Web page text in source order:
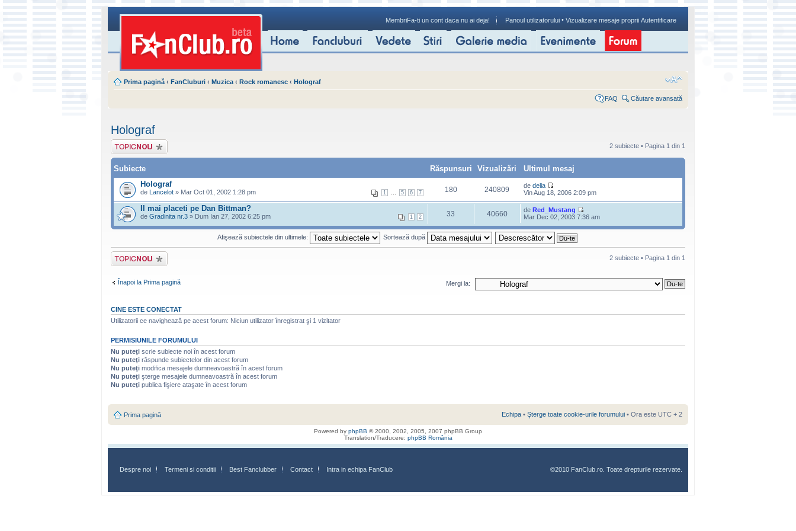
MembriFa-ti un cont daca nu ai deja! Panoul utilizatorului • Vizualizare mesaje proprii Autentificare
Prima pagină ‹ FanCluburi ‹ Muzica ‹ Rock romanesc ‹ Holograf
FAQ Căutare avansată
Holograf
Scrie un subiect
nou
2 subiecte • Pagina 1 din 1
Subiecte Răspunsuri Vizualizări
Ultimul mesaj
Holograf
1 5 6 7
de Lancelot » Mar Oct 01, 2002 1:28 pm 180 240809 de delia
Vin Aug 18, 2006 2:09 pm
Il mai placeti pe Dan Bittman?
1 2
de Gradinita nr.3 » Dum Ian 27, 2002 6:25 pm 33 40660 de Red_Mustang
Mar Dec 02, 2003 7:36 am
Afişează subiectele din ultimele: Sortează după
Scrie un subiect
nou
2 subiecte • Pagina 1 din 1
Înapoi la Prima pagină Mergi la:
CINE ESTE CONECTAT
Utilizatorii ce navighează pe acest forum: Niciun utilizator înregistrat şi 1 vizitator
PERMISIUNILE FORUMULUI
Nu puteţi scrie subiecte noi în acest forum
Nu puteţi răspunde subiectelor din acest forum
Nu puteţi modifica mesajele dumneavoastră în acest forum
Nu puteţi şterge mesajele dumneavoastră în acest forum
Nu puteţi publica fişiere ataşate în acest forum
Prima pagină Echipa • Şterge toate cookie-urile forumului • Ora este UTC + 2
Powered by phpBB © 2000, 2002, 2005, 2007 phpBB Group
Translation/Traducere: phpBB România
Despre noi Termeni si conditii Best Fanclubber Contact Intra in echipa FanClub ©2010 FanClub.ro. Toate drepturile rezervate.